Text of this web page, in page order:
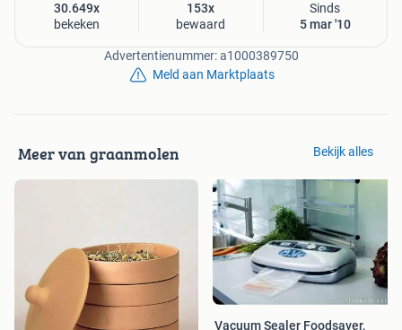
30.649x
bekeken
153x
bewaard
Sinds
5 mar '10
Advertentienummer: a1000389750
Meld aan Marktplaats
Meer van graanmolen Bekijk alles
Vacuum Sealer Foodsaver,